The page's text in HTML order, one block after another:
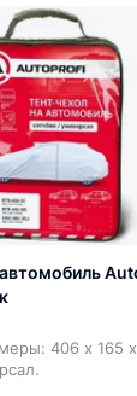
406 х 165